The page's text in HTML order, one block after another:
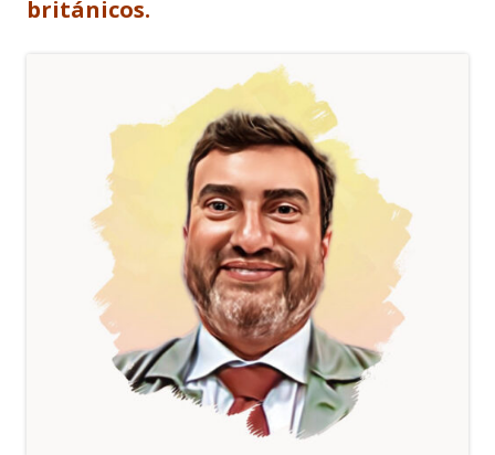
británicos.